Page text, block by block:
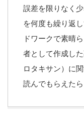
誤差を限りなく
を何度も繰り返
ドワークで素晴
者として作成し
ロタキサン）に
読んでもらえた